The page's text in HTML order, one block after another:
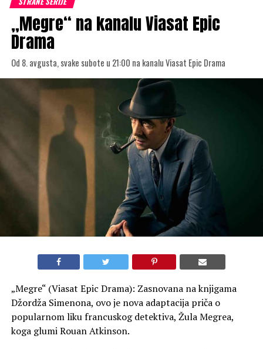
„Megre“ na kanalu Viasat Epic
Drama
Od 8. avgusta, svake subote u 21:00 na kanalu Viasat Epic Drama
„Megre“ (Viasat Epic Drama): Zasnovana na knjigama
Džordža Simenona, ovo je nova adaptacija priča o
popularnom liku francuskog detektiva, Žula Megrea,
koga glumi Rouan Atkinson.